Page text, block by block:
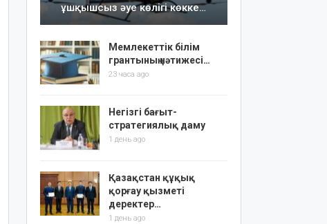
ұшқышсыз әуе көлігі көкке…
Мемлекеттік білім
грантының нәтижесі…
23 часа ago
Негізгі бағыт-
стратегиялық даму
1 день ago
Қазақстан құқық
қорғау қызметі
деректер…
1 день ago